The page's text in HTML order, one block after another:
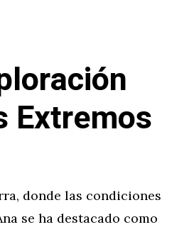
Extremos
donde las condiciones
se ha destacado como